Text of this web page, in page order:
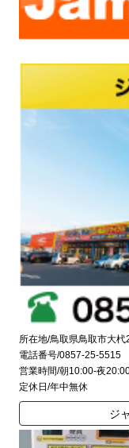
所在地/鳥取県鳥取市大杙
電話番号/0857-25-5515
営業時間/朝10:00-夜
定休日/年中無休
ジ